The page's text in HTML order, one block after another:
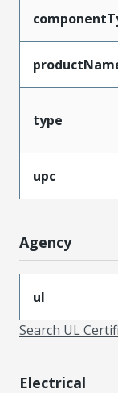
type
upc
Agency
ul
Search UL
Electrical